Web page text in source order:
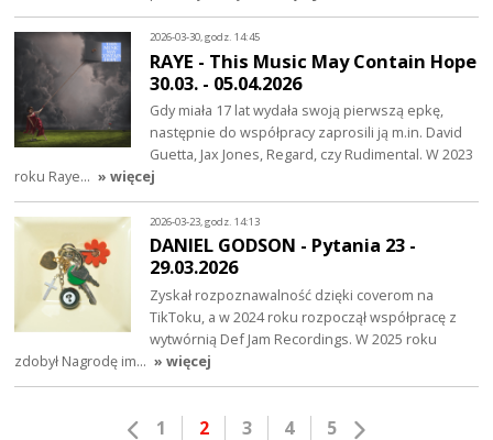
2026-03-30, godz. 14:45
RAYE - This Music May Contain Hope
30.03. - 05.04.2026
Gdy miała 17 lat wydała swoją pierwszą epkę,
następnie do współpracy zaprosili ją m.in. David
Guetta, Jax Jones, Regard, czy Rudimental. W 2023
roku Raye… » więcej
2026-03-23, godz. 14:13
DANIEL GODSON - Pytania 23 -
29.03.2026
Zyskał rozpoznawalność dzięki coverom na
TikToku, a w 2024 roku rozpoczął współpracę z
wytwórnią Def Jam Recordings. W 2025 roku
zdobył Nagrodę im… » więcej
1 2 3 4 5